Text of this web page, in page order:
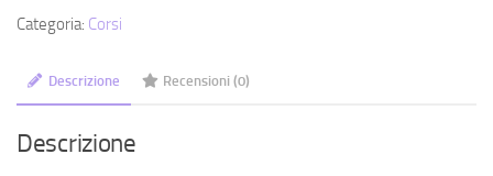
quantità
Categoria: Corsi
Descrizione Recensioni (0)
Descrizione